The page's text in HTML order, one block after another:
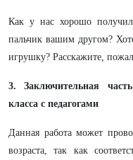
Как у нас хорошо
пальчик вашим другом?
игрушку? Расскажите,
3. Заключительная
класса с педагогами
Данная работа может
возраста, так как